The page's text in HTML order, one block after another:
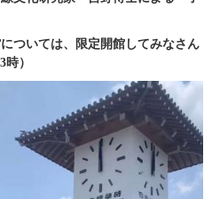
ついては、限定開館してみなさん
）